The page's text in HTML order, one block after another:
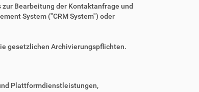
Bearbeitung der Kontaktanfrage und
System ("CRM System") oder
gesetzlichen Archivierungspflichten.
Plattformdienstleistungen,